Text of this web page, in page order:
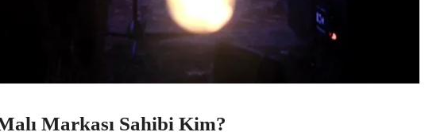
Markası Sahibi Kim?